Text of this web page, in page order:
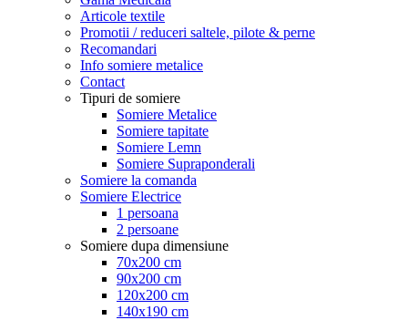
Articole textile
Promotii / reduceri saltele, pilote & perne
Recomandari
Info somiere metalice
Contact
Tipuri de somiere
Somiere Metalice
Somiere tapitate
Somiere Lemn
Somiere Supraponderali
Somiere la comanda
Somiere Electrice
1 persoana
2 persoane
Somiere dupa dimensiune
70x200 cm
90x200 cm
120x200 cm
140x190 cm